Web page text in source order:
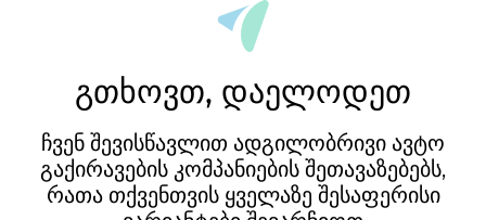
გთხოვთ, დაელოდეთ
ჩვენ შევისწავლით ადგილობრივი ავტო
გაქირავების კომპანიების შეთავაზებებს,
რათა თქვენთვის ყველაზე შესაფერისი